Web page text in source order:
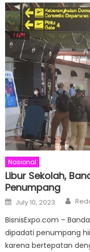
Nasional
Libur Sekolah,
Penumpang
Posted
on
July 10, 2023
BisnisExpo.com –
dipadati penumpang
karena bertepatan